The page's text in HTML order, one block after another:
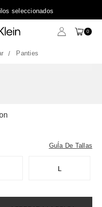
seleccionados
0
Panties
L
GuÍa De Tallas